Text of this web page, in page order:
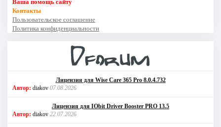
Ваша помощь сайту
Контакты
Пользовательское соглашение
Политика конфиденциальности
Лицензия для Wise Care 365 Pro 8.0.4.732
Автор: diakov 07.08.2026
Лицензия для IObit Driver Booster PRO 13.5
Автор: diakov 22.07.2026